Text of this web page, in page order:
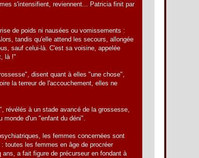
s'intensifient, reviennent... Patricia finit par
de poids ni nausées ou vomissements :
tandis qu'elle attend les secours, allongée
sauf celui-là. C'est sa voisine, appelée
là !"
disent quant à elles "une chose",
la terreur de l'accouchement, elles ne
révélés à un stade avancé de la grossesse,
d'un "enfant du déni".
les femmes concernées sont
toutes les femmes en âge de procréer
a fait figure de précurseur en fondant à